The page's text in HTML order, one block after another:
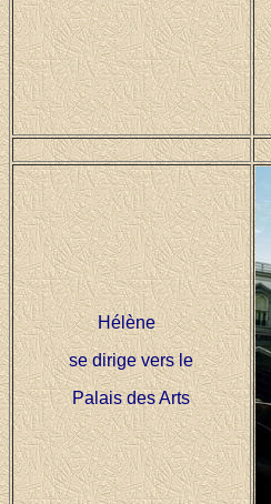
Hélène
se dirige vers le
Palais des Arts